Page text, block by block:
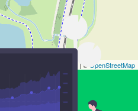
| © OpenStreetMap